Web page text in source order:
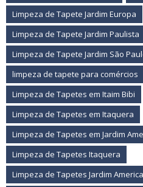
Limpeza de Tapete Jardim Europa
Limpeza de Tapete Jardim Paulista
Limpeza de Tapete Jardim São
limpeza de tapete para comércios
Limpeza de Tapetes em Itaim Bibi
Limpeza de Tapetes em Itaquera
Limpeza de Tapetes em Jardim
Limpeza de Tapetes Itaquera
Limpeza de Tapetes Jardim America